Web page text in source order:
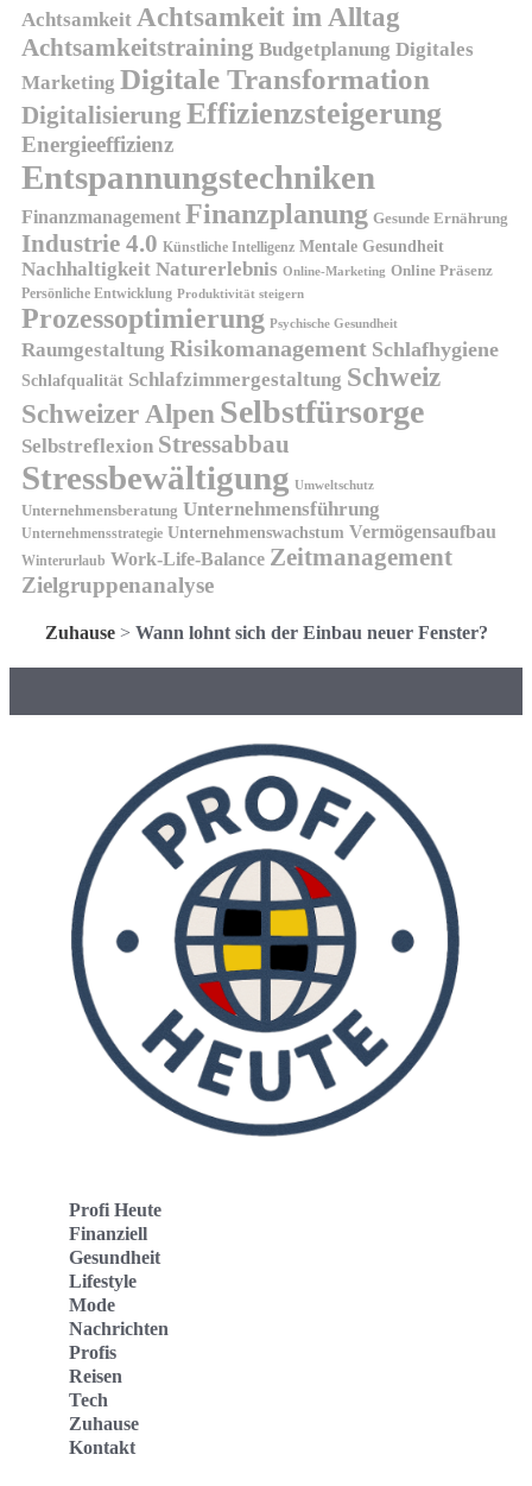
Achtsamkeit Achtsamkeit im Alltag
Achtsamkeitstraining Budgetplanung Digitales
Marketing Digitale Transformation
Digitalisierung Effizienzsteigerung
Energieeffizienz
Entspannungstechniken
Finanzmanagement Finanzplanung Gesunde Ernährung
Industrie 4.0 Künstliche Intelligenz Mentale Gesundheit
Nachhaltigkeit Naturerlebnis Online-Marketing Online Präsenz
Persönliche Entwicklung Produktivität steigern
Prozessoptimierung Psychische Gesundheit
Raumgestaltung Risikomanagement Schlafhygiene
Schlafqualität Schlafzimmergestaltung Schweiz
Schweizer Alpen Selbstfürsorge
Selbstreflexion Stressabbau
Stressbewältigung Umweltschutz
Unternehmensberatung Unternehmensführung
Unternehmensstrategie Unternehmenswachstum Vermögensaufbau
Winterurlaub Work-Life-Balance Zeitmanagement
Zielgruppenanalyse
Zuhause> Wann lohnt sich der Einbau neuer Fenster?
Profi Heute
Finanziell
Gesundheit
Lifestyle
Mode
Nachrichten
Profis
Reisen
Tech
Zuhause
Kontakt